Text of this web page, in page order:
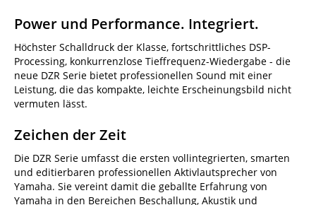
Power und Performance. Integriert.
Höchster Schalldruck der Klasse, fortschrittliches DSP-
Processing, konkurrenzlose Tieffrequenz-Wiedergabe - die
neue DZR Serie bietet professionellen Sound mit einer
Leistung, die das kompakte, leichte Erscheinungsbild nicht
vermuten lässt.
Zeichen der Zeit
Die DZR Serie umfasst die ersten vollintegrierten, smarten
und editierbaren professionellen Aktivlautsprecher von
Yamaha. Sie vereint damit die geballte Erfahrung von
Yamaha in den Bereichen Beschallung, Akustik und